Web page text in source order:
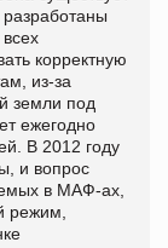
разработаны
корректную
из-за
земли под
ежегодно
В 2012 году
и вопрос
в МАФ-ах,
режим,